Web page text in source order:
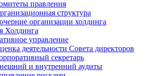
правления
структура
организации холдинга
Холдинга
управление
деятельности Совета директоров
секретарь
и внутренний аудиты